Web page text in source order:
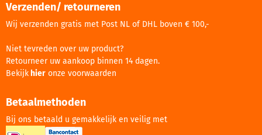
Verzenden/ retourneren
Wij verzenden gratis met Post NL of DHL boven € 100,-
Niet tevreden over uw product?
Retourneer uw aankoop binnen 14 dagen.
Bekijkhier onze voorwaarden
Betaalmethoden
Bij ons betaald u gemakkelijk en veilig met